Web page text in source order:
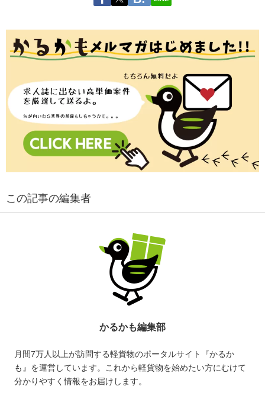
この記事の編集者
かるかも編集部
月間7万人以上が訪問する軽貨物のポータルサイト『かるか
も』を運営しています。これから軽貨物を始めたい方にむけて
分かりやすく情報をお届けします。